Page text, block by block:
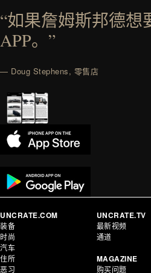
“如果詹姆斯邦德
APP。”
— Doug Stephens, 零售店
UNCRATE.COM
装备
时尚
汽车
住所
恶习
UNCRATE.TV
最新视频
通道
MAGAZINE
购买问题